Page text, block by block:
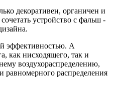
декоративен, органичен и
устройство с фальш -
эффективностью. А
как нисходящего, так и
воздухораспределению,
равномерного распределения